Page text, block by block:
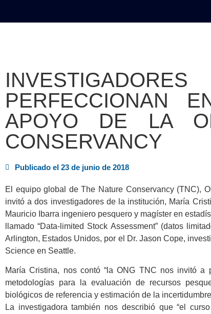
PERFECCIONAN
APOYO DE LA
CONSERVANCY
Publicado el 23 de junio de 2018
El equipo global de The Nature Conservancy (TNC),
invitó a dos investigadores de la institución, María
Mauricio Ibarra ingeniero pesquero y magíster en
llamado “Data-limited Stock Assessment” (datos
Arlington, Estados Unidos, por el Dr. Jason Cope,
Science en Seattle.
María Cristina, nos contó “la ONG TNC nos invitó a
metodologías para la evaluación de recursos
biológicos de referencia y estimación de la
La investigadora también nos describió que “el